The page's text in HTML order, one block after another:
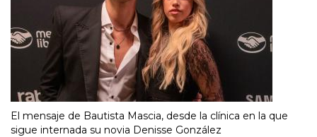
El mensaje de Bautista Mascia, desde la clínica en la que
sigue internada su novia Denisse González